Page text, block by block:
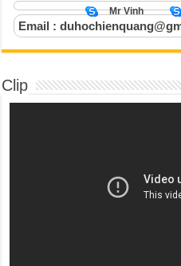
Mr Vinh
Email :
Clip